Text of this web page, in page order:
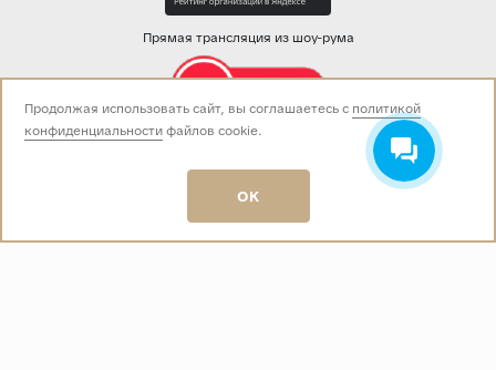
Прямая трансляция из шоу-рума
Звоните нам:
пн-вс 10:00 - 19:00
E-mail:
info@baza-plitki.ru
Продолжая использовать сайт, вы соглашаетесь с политикой
конфиденциальностифайлов cookie.
OK